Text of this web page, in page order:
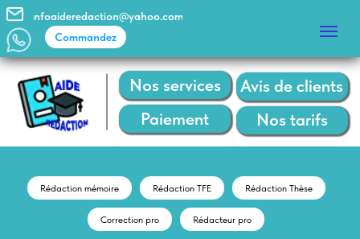
Nos services
Nos tarifs
Paiement
Avis de clients
Commandez
infoaideredaction@yahoo.com
Rédaction mémoire Rédaction TFE Rédaction Thèse
Correction pro Rédacteur pro